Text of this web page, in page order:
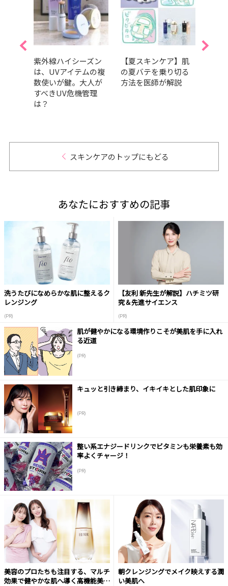
紫外線ハイシーズン
は、UVアイテムの複
数使いが鍵。大人が
すべきUV危機管理
は？
【夏スキンケア】肌
の夏バテを乗り切る
方法を医師が解説
スキンケアのトップにもどる
あなたにおすすめの記事
洗うたびになめらかな肌に整えるク
レンジング
(PR)
【友利 新先生が解説】ハチミツ研
究＆先進サイエンス
(PR)
肌が健やかになる環境作りこそが美肌を手に入れ
る近道
(PR)
キュッと引き締まり、イキイキとした肌印象に
(PR)
整い系エナジードリンクでビタミンも栄養素も効
率よくチャージ！
(PR)
美容のプロたちも注目する、マルチ
効果で健やかな肌へ導く高機能美容
朝クレンジングでメイク映えする潤
い美肌へ